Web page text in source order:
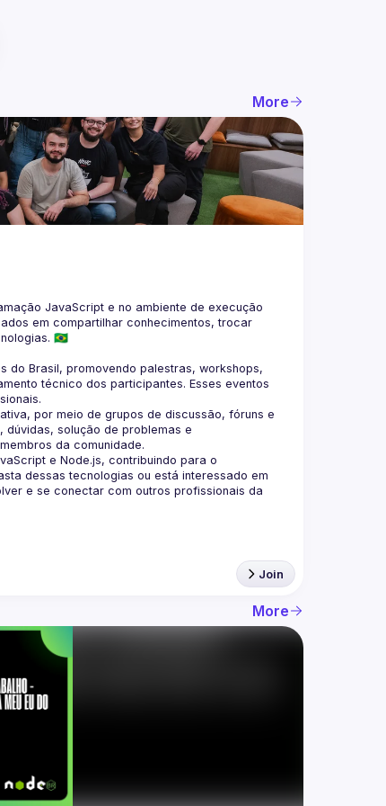
More
JavaScript e no ambiente de execução
em compartilhar conhecimentos, trocar
do Brasil, promovendo palestras, workshops,
técnico dos participantes. Esses eventos
por meio de grupos de discussão, fóruns e
solução de problemas e
e Node.js, contribuindo para o
dessas tecnologias ou está interessado em
e se conectar com outros profissionais da
Join
More